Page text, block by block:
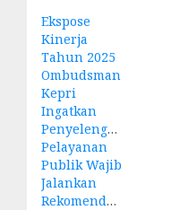
Ekspose
Kinerja
Tahun 2025
Ombudsman
Kepri
Ingatkan
Penyelenggara
Pelayanan
Publik Wajib
Jalankan
Rekomendasi